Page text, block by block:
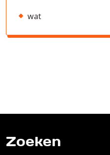
wat
Zoeken